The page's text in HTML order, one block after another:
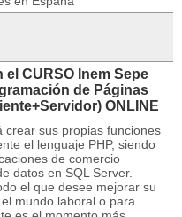
CURSO Inem Sepe
de Páginas
ONLINE
crear sus propias funciones
el lenguaje PHP, siendo
de comercio
datos en SQL Server.
el que desee mejorar su
mundo laboral o para